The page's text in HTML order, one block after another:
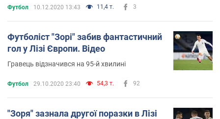
Футбол 10.12.2020 13:43 11,4 т. 3
Футболіст "Зорі" забив фантастичний
гол у Лізі Європи. Відео
Гравець відзначився на 95-й хвилині
Футбол 29.10.2020 23:40 54,3 т. 92
"Зоря" зазнала другої поразки в Лізі